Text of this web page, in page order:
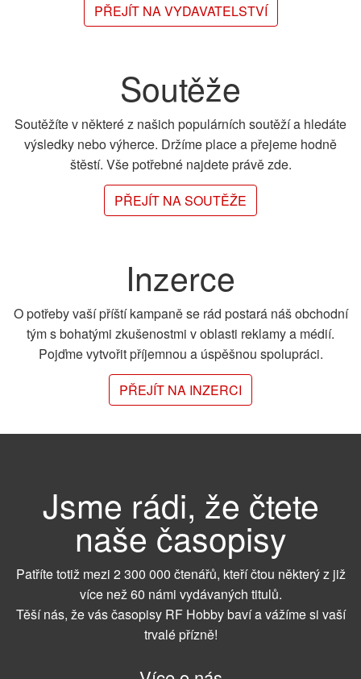
PŘEJÍT NA VYDAVATELSTVÍ
Soutěže
Soutěžíte v některé z našich populárních soutěží a hledáte
výsledky nebo výherce. Držíme place a přejeme hodně
štěstí. Vše potřebné najdete právě zde.
PŘEJÍT NA SOUTĚŽE
Inzerce
O potřeby vaší příští kampaně se rád postará náš obchodní
tým s bohatými zkušenostmi v oblasti reklamy a médií.
Pojďme vytvořit příjemnou a úspěšnou spolupráci.
PŘEJÍT NA INZERCI
Jsme rádi, že čtete
naše časopisy
Patříte totiž mezi 2 300 000 čtenářů, kteří čtou některý z již
více než 60 námi vydávaných titulů.
Těší nás, že vás časopisy RF Hobby baví a vážíme si vaší
trvalé přízně!